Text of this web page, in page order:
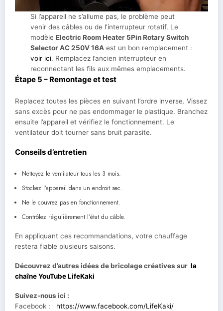
Si l’appareil ne s’allume pas, le problème peut
venir des câbles ou de l’interrupteur rotatif. Le
modèleElectric Room Heater 5Pin Rotary Switch
Selector AC 250V 16A est un bon remplacement :
voir ici. Remplacez l’ancien interrupteur en
reconnectant les fils aux mêmes emplacements.
Étape 5 – Remontage et test
Replacez toutes les pièces en suivant l’ordre inverse. Vissez
sans excès pour ne pas endommager le plastique. Branchez
ensuite l’appareil et vérifiez le fonctionnement. Le
ventilateur doit tourner sans bruit parasite.
Conseils d’entretien
Nettoyez le ventilateur tous les 3 mois.
Stockez l’appareil dans un endroit sec.
Ne le couvrez pas en fonctionnement.
Contrôlez régulièrement l’état du câble.
En appliquant ces recommandations, votre chauffage
restera fiable plusieurs saisons.
Découvrez d’autres idées de bricolage créatives sur la
chaîne YouTube LifeKaki
Suivez-nous ici :
Facebook : https://www.facebook.com/LifeKaki/